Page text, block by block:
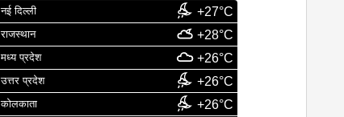
नई दिल्ली +27°C
राजस्थान +28°C
मध्य प्रदेश +26°C
उत्तर प्रदेश +26°C
कोलकाता +26°C